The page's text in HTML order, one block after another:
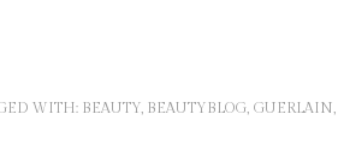
WITH: BEAUTY, BEAUTYBLOG, GUERLAIN,